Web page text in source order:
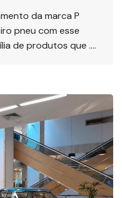
da marca P
pneu com esse
de produtos que ….